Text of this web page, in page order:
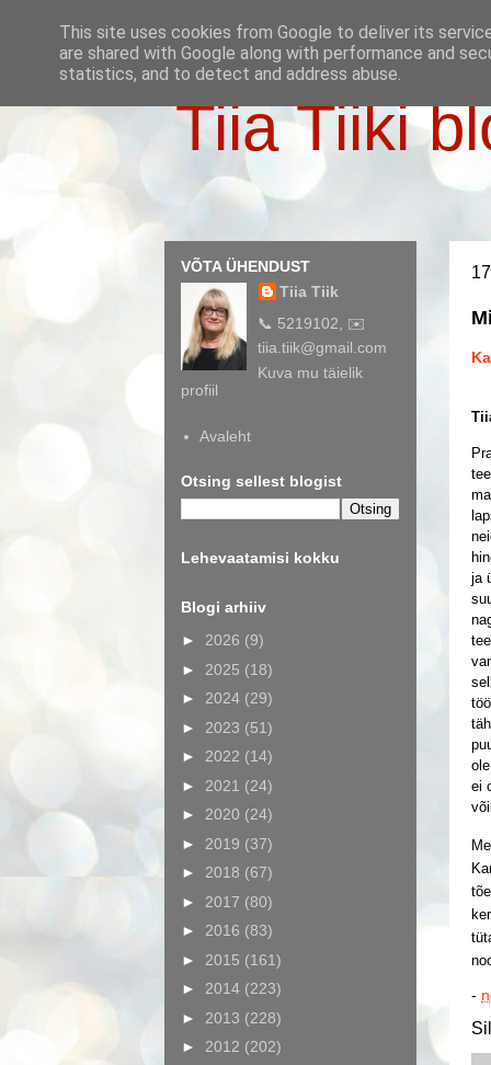
Tiia Tiiki
ja
ei
-
VÕTA ÜHENDUST
Tiia Tiik
📞 5219102, ✉️
tiia.tiik@gmail.com
Kuva mu täielik
profiil
Avaleht
Otsing sellest blogist
Lehevaatamisi kokku
Blogi arhiiv
► 2026 (9)
► 2025 (18)
► 2024 (29)
► 2023 (51)
► 2022 (14)
► 2021 (24)
► 2020 (24)
► 2019 (37)
► 2018 (67)
► 2017 (80)
► 2016 (83)
► 2015 (161)
► 2014 (223)
► 2013 (228)
► 2012 (202)
This site uses cookies from Google to deliver its
are shared with Google along with performance and
statistics, and to detect and address abuse.